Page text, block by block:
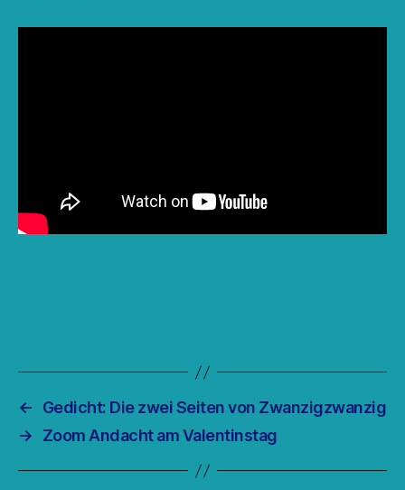
←
Gedicht: Die zwei Seiten von Zwanzigzwanzig
→
Zoom Andacht am Valentinstag